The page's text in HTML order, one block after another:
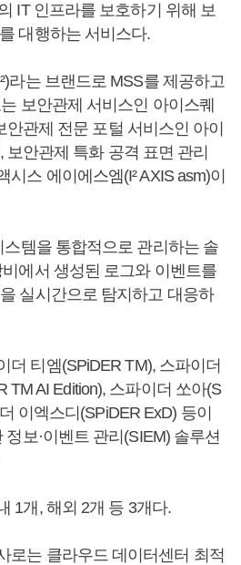
IT 인프라를 보호하기 위해 보
대행하는 서비스다.
라는 브랜드로 MSS를 제공하고
보안관제 서비스인 아이스퀘
안관제 전문 포털 서비스인 아이
보안관제 특화 공격 표면 관리
스 에이에스엠(I² AXIS asm)이
템을 통합적으로 관리하는 솔
에서 생성된 로그와 이벤트를
실시간으로 탐지하고 대응하
더 티엠(SPiDER TM), 스파이더
TM AI Edition), 스파이더 쏘아(S
이엑스디(SPiDER ExD) 등이
보·이벤트 관리(SIEM) 솔루션
1개, 해외 2개 등 3개다.
로는 클라우드 데이터센터 최적